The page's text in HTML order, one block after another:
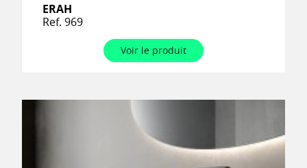
ERAH
Ref. 969
Voir le produit